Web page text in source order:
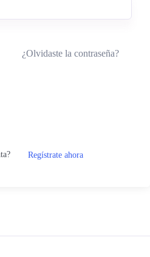
¿Olvidaste la contraseña?
Regístrate ahora